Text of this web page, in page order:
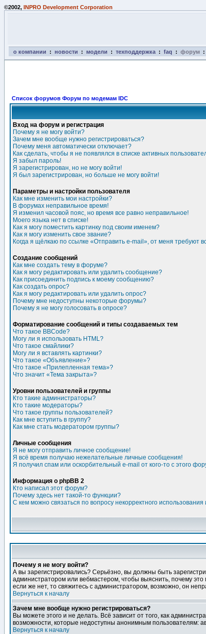
©2002, INPRO Development Corporation
о компании : новости : модели : техподдержка : faq : форум :
Список форумов Форум по модемам IDC
Вход на форум и регистрация
Почему я не могу войти?
Зачем мне вообще нужно регистрироваться?
Почему меня автоматически отключает?
Как сделать, чтобы я не появлялся в списке активных
Я забыл пароль!
Я зарегистрирован, но не могу войти!
Я был зарегистрирован, но больше не могу войти!
Параметры и настройки пользователя
Как мне изменить мои настройки?
В форумах неправильное время!
Я изменил часовой пояс, но время все равно неправильное!
Моего языка нет в списке!
Как я могу поместить картинку под своим именем?
Как я могу изменить свое звание?
Когда я щёлкаю по ссылке «Отправить e-mail», от меня требуют
Создание сообщений
Как мне создать тему в форуме?
Как я могу редактировать или удалить сообщение?
Как присоединить подпись к моему сообщению?
Как создать опрос?
Как я могу редактировать или удалить опрос?
Почему мне недоступны некоторые форумы?
Почему я не могу голосовать в опросе?
Форматирование сообщений и типы создаваемых тем
Что такое BBCode?
Могу ли я использовать HTML?
Что такое смайлики?
Могу ли я вставлять картинки?
Что такое «Объявление»?
Что такое «Прилепленная тема»?
Что значит «Тема закрыта»?
Уровни пользователей и группы
Кто такие администраторы?
Кто такие модераторы?
Что такое группы пользователей?
Как мне вступить в группу?
Как мне стать модератором группы?
Личные сообщения
Я не могу отправить личное сообщение!
Я всё время получаю нежелательные личные сообщения!
Я получил спам или оскорбительный e-mail от кого-то с этого
Информация о phpBB 2
Кто написал этот форум?
Почему здесь нет такой-то функции?
С кем можно связаться по вопросу некорректного
Почему я не могу войти?
А вы зарегистрировались? Серьёзно, вы должны быть
администратором или вебмастером, чтобы выяснить, почему
если же нет, то свяжитесь с администратором, возможно, он
Вернуться к началу
Зачем мне вообще нужно регистрироваться?
Вы можете этого и не делать. Всё зависит от того, как
возможности, которые недоступны анонимным пользователям:
Вернуться к началу